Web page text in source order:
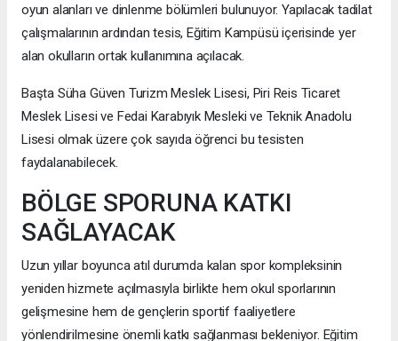
oyun alanları ve dinlenme bölümleri bulunuyor. Yapılacak tadilat
çalışmalarının ardından tesis, Eğitim Kampüsü içerisinde yer
alan okulların ortak kullanımına açılacak.
Başta Süha Güven Turizm Meslek Lisesi, Piri Reis Ticaret
Meslek Lisesi ve Fedai Karabıyık Mesleki ve Teknik Anadolu
Lisesi olmak üzere çok sayıda öğrenci bu tesisten
faydalanabilecek.
BÖLGE SPORUNA KATKI
SAĞLAYACAK
Uzun yıllar boyunca atıl durumda kalan spor kompleksinin
yeniden hizmete açılmasıyla birlikte hem okul sporlarının
gelişmesine hem de gençlerin sportif faaliyetlere
yönlendirilmesine önemli katkı sağlanması bekleniyor. Eğitim